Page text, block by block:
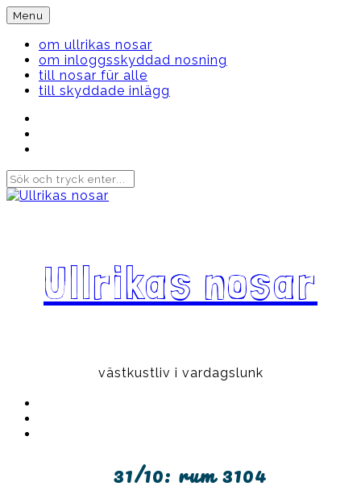
Skip
to
content
Menu
om ullrikas nosar
om inloggsskyddad nosning
till nosar für alle
till skyddade inlägg
Ullrikas nosar
västkustliv i vardagslunk
31/10: rum 3104